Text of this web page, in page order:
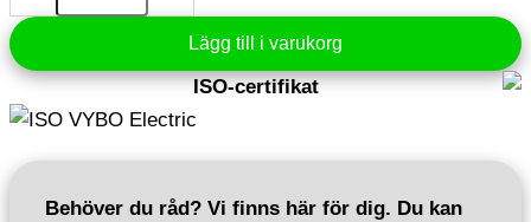
400V
1340
rpm
(1AL71M1-
4)
mängd
Lägg till i varukorg
ISO-certifikat
Behöver du råd? Vi finns här för dig. Du kan